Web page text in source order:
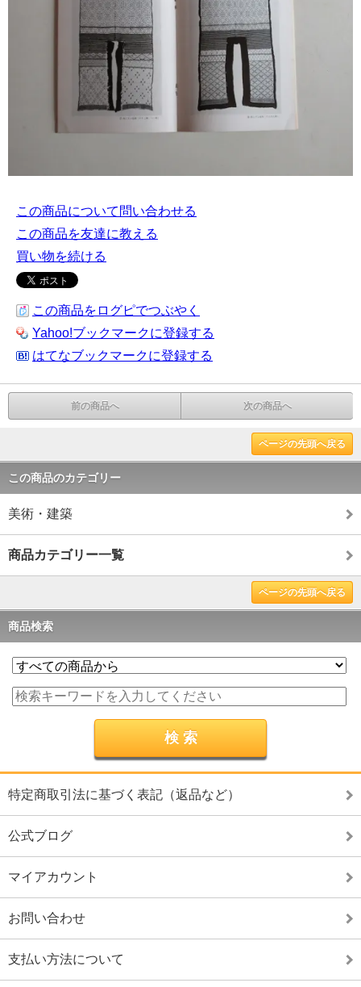
この商品について問い合わせる
この商品を友達に教える
買い物を続ける
この商品をログピでつぶやく
Yahoo!ブックマークに登録する
はてなブックマークに登録する
前の商品へ 次の商品へ
ページの先頭へ戻る
この商品のカテゴリー
美術・建築
商品カテゴリー一覧
ページの先頭へ戻る
商品検索
特定商取引法に基づく表記（返品など）
公式ブログ
マイアカウント
お問い合わせ
支払い方法について